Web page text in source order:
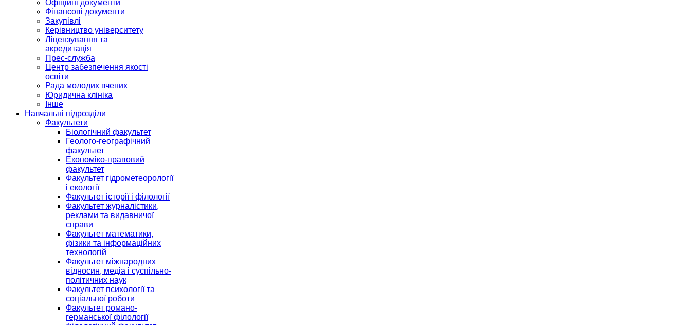
Офіційні документи
Фінансові документи
Закупівлі
Керівництво університету
Ліцензування та
акредитація
Прес-служба
Центр забезпечення якості
освіти
Рада молодих вчених
Юридична клініка
Інше
Навчальні підрозділи
Факультети
Біологічний факультет
Геолого-географічний
факультет
Економіко-правовий
факультет
Факультет гідрометеорології
і екології
Факультет історії і філології
Факультет журналістики,
реклами та видавничої
справи
Факультет математики,
фізики та інформаційних
технологій
Факультет міжнародних
відносин, медіа і суспільно-
політичних наук
Факультет психології та
соціальної роботи
Факультет романо-
германської філології